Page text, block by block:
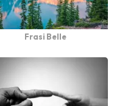
Frasi Belle